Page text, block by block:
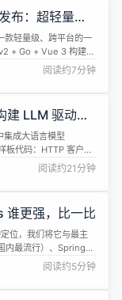
与上万台真实移动终
布：超轻量全
协议，内置 AI
轻量级、跨平台的一
+ Go + Vue 3 构建。
程桌面、数据库客户
进一个不到 10MB 的
协议，支持
阅读约7分钟
建 LLM 驱动的
集成大语言模型
板代码：HTTP 客户
会话管理
的 ChatModel 用一
都封装好了。 本文将通
阅读约21分钟
更强，比一比
位，我们将它与最主
内最流行）、Spring
📊 核心多维对比 特
阅读约5分钟